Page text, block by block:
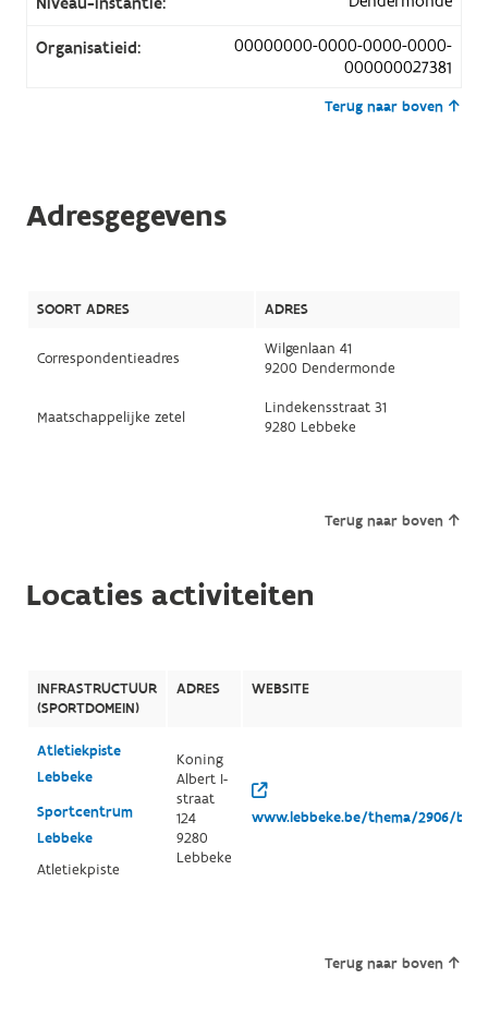
Organisatieid:
00000000-0000-0000-0000-
000000027381
Terug naar boven
Adresgegevens
SOORT ADRES ADRES
Correspondentieadres
Wilgenlaan 41
9200 Dendermonde
Maatschappelijke zetel
Lindekensstraat 31
9280 Lebbeke
Terug naar boven
Locaties activiteiten
INFRASTRUCTUUR
(SPORTDOMEIN)
ADRES WEBSITE
Atletiekpiste
Lebbeke
Sportcentrum
Lebbeke
Atletiekpiste
Koning
Albert I-
straat
124
9280
Lebbeke
www.lebbeke.be/thema/2906/
Terug naar boven